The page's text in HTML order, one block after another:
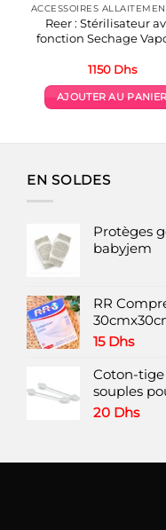
Reer : Stérilisateur
fonction Sechage
1150 Dhs
AJOUTER AU PANIER
EN SOLDES
Protèges
babyjem
RR
15 Dhs
Coton-
souples
20 Dhs